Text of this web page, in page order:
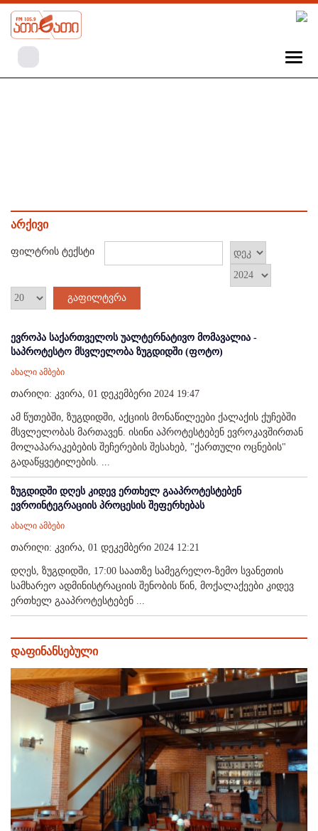
არქივი
ფილტრის ტექსტი
გაფილტვრა
ევროპა საქართველოს უალტერნატივო მომავალია -
საპროტესტო მსვლელობა ზუგდიდში (ფოტო)
ახალი ამბები
თარიღი: კვირა, 01 დეკემბერი 2024 19:47
ამ წუთებში, ზუგდიდში, აქციის მონაწილეები ქალაქის ქუჩებში
მსვლელობას მართავენ. ისინი აპროტესტებენ ევროკავშირთან
მოლაპარაკებების შეჩერების შესახებ, "ქართული ოცნების"
გადაწყვეტილების. ...
ზუგდიდში დღეს კიდევ ერთხელ გააპროტესტებენ
ევროინტეგრაციის პროცესის შეფერხებას
ახალი ამბები
თარიღი: კვირა, 01 დეკემბერი 2024 12:21
დღეს, ზუგდიდში, 17:00 საათზე სამეგრელო-ზემო სვანეთის
სამხარეო ადმინისტრაციის შენობის წინ, მოქალაქეები კიდევ
ერთხელ გააპროტესტებენ ...
დაფინანსებული